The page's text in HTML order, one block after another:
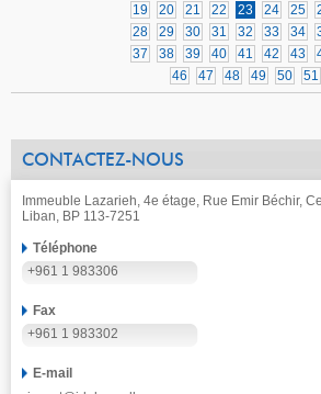
19
20 21 22 23 24 25
28
29 30 31 32 33 34
37
38 39 40 41 42 43
46
47 48 49 50 51
CONTACTEZ-NOUS
Immeuble Lazarieh, 4e étage, Rue Emir Béchir,
Liban, BP 113-7251
Téléphone
+961 1 983306
Fax
+961 1 983302
E-mail